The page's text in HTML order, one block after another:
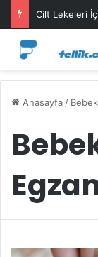
Cilt Lekeleri
Anasayfa /